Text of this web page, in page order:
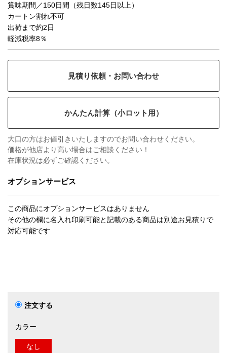
賞味期間／150日間（残日数145日以上）
カートン割れ不可
出荷まで約2日
軽減税率8％
見積り依頼・お問い合わせ
かんたん計算（小ロット用）
大口の方はお値引きいたしますのでお問い合わせください。
価格が他店より高い場合はご相談ください！
在庫状況は必ずご確認ください。
オプションサービス
この商品にオプションサービスはありません
その他の欄に名入れ印刷可能と記載のある商品は別途お見積りで
対応可能です
注文する
カラー
なし